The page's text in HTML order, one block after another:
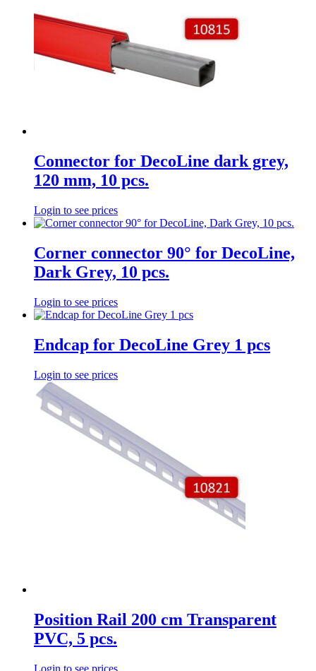
Connector for DecoLine dark grey,
120 mm, 10 pcs.
Login to see prices
Corner connector 90° for DecoLine,
Dark Grey, 10 pcs.
Login to see prices
Endcap for DecoLine Grey 1 pcs
Login to see prices
Position Rail 200 cm Transparent
PVC, 5 pcs.
Login to see prices